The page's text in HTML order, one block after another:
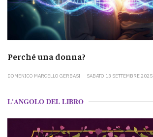
Perché una donna?
DOMENICO MARCELLO GERBASI SABATO 13 SETTEMBRE 2025
L'ANGOLO DEL LIBRO